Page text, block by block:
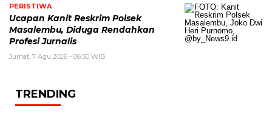
PERISTIWA
Ucapan Kanit Reskrim Polsek
Masalembu, Diduga Rendahkan
Profesi Jurnalis
Jumat, 7 Agu 2026 - 06:30 WIB
TRENDING